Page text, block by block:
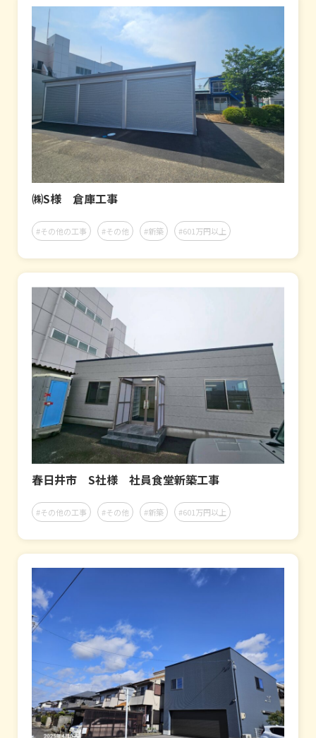
㈱S様 倉庫工事
#その他の工事 #その他 #新築 #601万円以上
春日井市 S社様 社員食堂新築工事
#その他の工事 #その他 #新築 #601万円以上